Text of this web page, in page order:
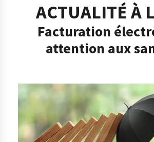
ACTUALITÉ À
Facturation
attention aux